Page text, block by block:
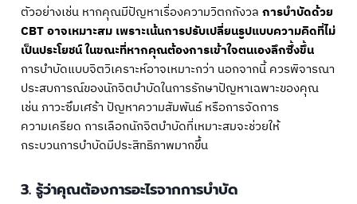
ตัวอย่างเช่น หากคุณมีปัญหาเรื่องความวิตกกังวลการบำบัดด้วย
CBT อาจเหมาะสม เพราะเน้นการปรับเปลี่ยนรูปแบบความคิดที่ไม่
เป็นประโยชน์ ในขณะที่หากคุณต้องการเข้าใจตนเองลึกซึ้งขึ้น
การบำบัดแบบจิตวิเคราะห์อาจเหมาะกว่า นอกจากนี้ ควรพิจารณา
ประสบการณ์ของนักจิตบำบัดในการรักษาปัญหาเฉพาะของคุณ
เช่น ภาวะซึมเศร้า ปัญหาความสัมพันธ์ หรือการจัดการ
ความเครียด การเลือกนักจิตบำบัดที่เหมาะสมจะช่วยให้
กระบวนการบำบัดมีประสิทธิภาพมากขึ้น
3. รู้ว่าคุณต้องการอะไรจากการบำบัด